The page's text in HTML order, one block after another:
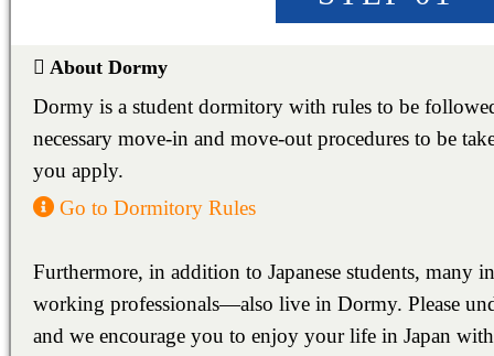
熊本
KUMAMOTO、
広島
HIROSHIMA
東広島/西条
HIGASHIHIROSHIMA/
College / Junior College
Japanese Language
東京料理大学（神楽板キャンパス）
東京料理大学（神楽板キャンパス）
東京/神奈川/埼玉
東京料理大学（神楽板キャンパス）
東京/神奈川/埼玉